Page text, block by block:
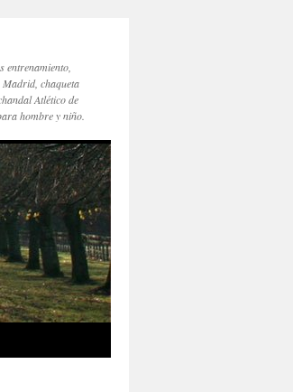
entrenamiento,
Madrid, chaqueta
Atlético de
hombre y niño.